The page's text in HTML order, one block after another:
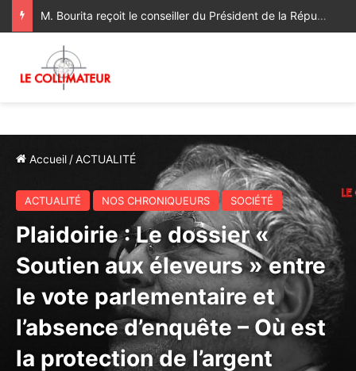
M. Bourita reçoit le conseiller du Président de la République de Roumanie, porteur d’un message adressé à SM le Roi
Accueil /ACTUALITÉ
ACTUALITÉ NOS CHRONIQUEURS SOCIÉTÉ
Plaidoirie : Le dossier «
Soutien aux éleveurs » entre
le vote parlementaire et
l’absence d’enquête – Où est
la protection de l’argent